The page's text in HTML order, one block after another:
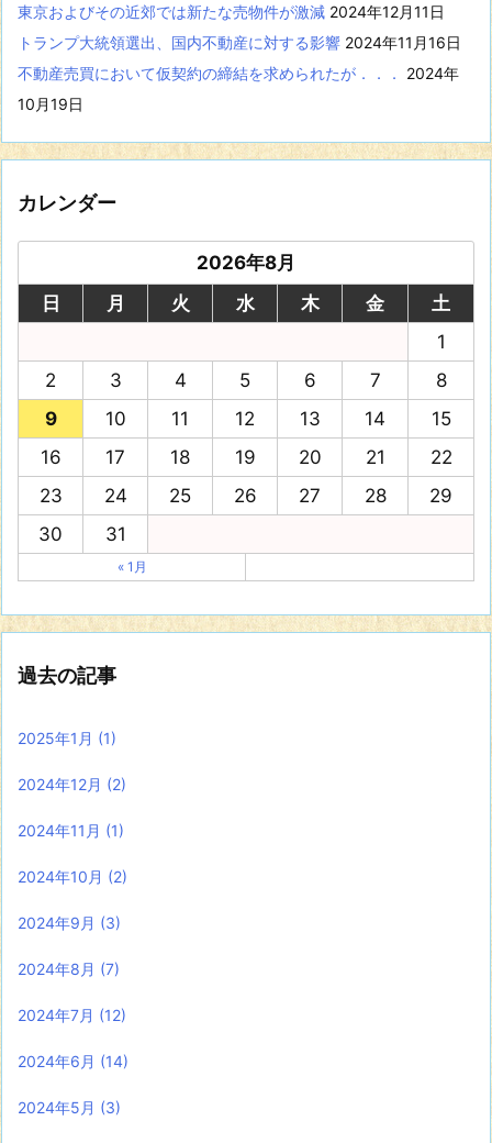
東京およびその近郊では新たな売物件が激減 2024年12月11日
トランプ大統領選出、国内不動産に対する影響 2024年11月16日
不動産売買において仮契約の締結を求められたが．．．
2024年
10月19日
カレンダー
2026年8月
日
月 火 水 木 金
土
1
2
3 4 5 6 7
8
9
10 11 12 13 14
15
16
17 18 19 20 21
22
23
24 25 26 27 28
29
30
31
« 1月
過去の記事
2025年1月 (1)
2024年12月 (2)
2024年11月 (1)
2024年10月 (2)
2024年9月 (3)
2024年8月 (7)
2024年7月 (12)
2024年6月 (14)
2024年5月 (3)